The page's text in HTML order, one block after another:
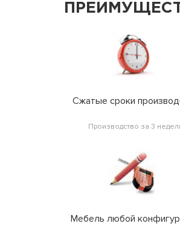
Сжатые сроки
Производство за 3
Мебель любой